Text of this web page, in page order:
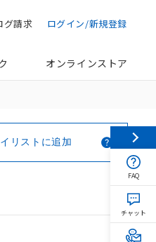
ログイン/新規登録
グ請求
オンラインストア
リストに追加
FAQ
チャット